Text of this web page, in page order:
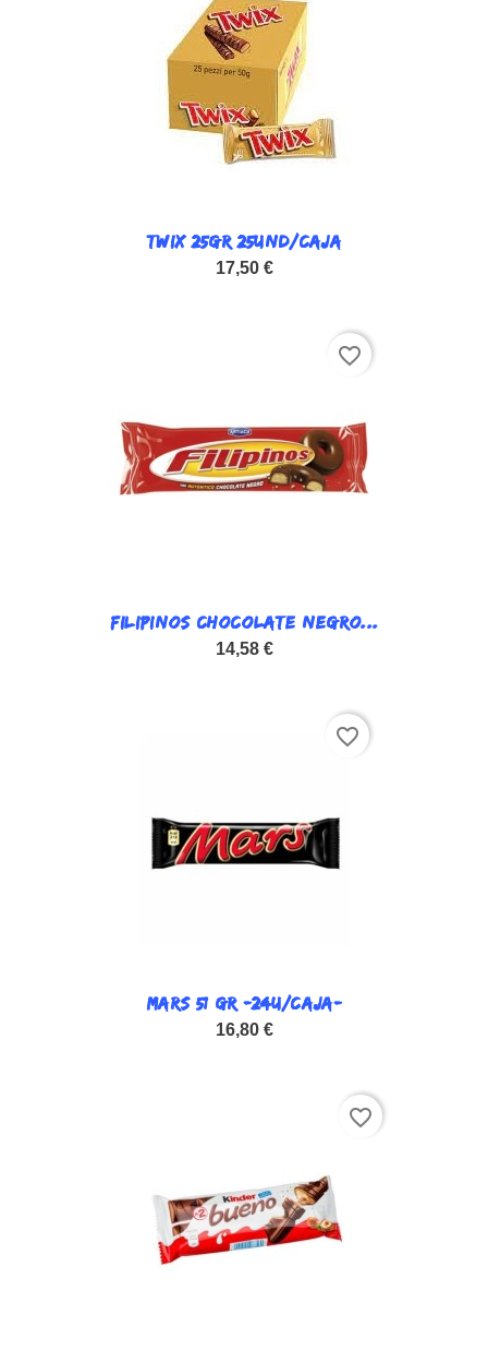
TWIX 25GR 25UND/CAJA
17,50 €
FILIPINOS CHOCOLATE NEGRO...
14,58 €
favorite_border
MARS 51 GR -24U/CAJA-
16,80 €
favorite_border
favorite_border